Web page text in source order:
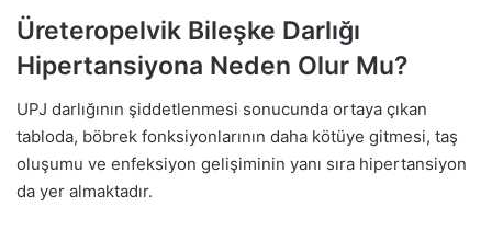
Üreteropelvik Bileşke Darlığı
Hipertansiyona Neden Olur Mu?
UPJ darlığının şiddetlenmesi sonucunda ortaya çıkan
tabloda, böbrek fonksiyonlarının daha kötüye gitmesi, taş
oluşumu ve enfeksiyon gelişiminin yanı sıra hipertansiyon
da yer almaktadır.